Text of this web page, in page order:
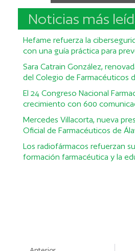
Noticias más
Hefame refuerza la
con una guía práctica para
Sara Catrain González,
del Colegio de Farmacéuticos
El 24 Congreso Nacional
crecimiento con 600
Mercedes Villacorta, nueva
Oficial de Farmacéuticos de
Los radiofármacos refuerzan
formación farmacéutica y la